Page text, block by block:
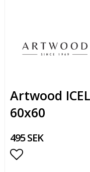
Artwood
60x60
495 SEK